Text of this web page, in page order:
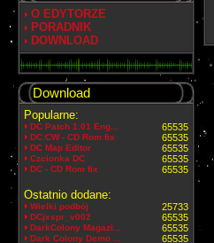
O EDYTORZE
PORADNIK
DOWNLOAD
Download
Popularne:
DC Patch 1.01 Eng... 65535
DC:CW - CD Rom fix 65535
DC Map Editor 65535
Czcionka DC 65535
DC - CD Rom fix 65535
Ostatnio dodane:
Wielki podbój 25733
DCjxspr_v002 65535
DarkColony Magazi... 65535
Dark Colony Demo ... 65535